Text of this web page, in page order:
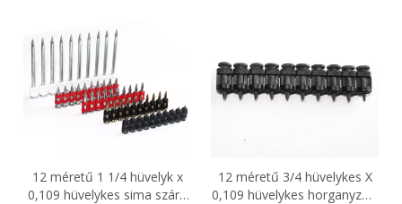
12 méretű 1 1/4 hüvelyk x
0,109 hüvelykes sima szárú
12 méretű 3/4 hüvelykes X
0,109 hüvelykes horganyzott